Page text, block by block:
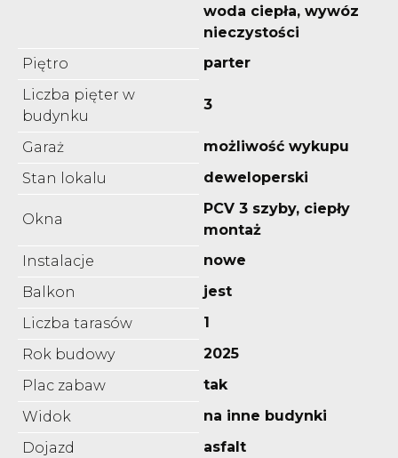
woda ciepła, wywóz
nieczystości
Piętro
parter
Liczba pięter w
budynku
3
Garaż
możliwość wykupu
Stan lokalu
deweloperski
Okna
PCV 3 szyby, ciepły
montaż
Instalacje
nowe
Balkon
jest
Liczba tarasów
1
Rok budowy
2025
Plac zabaw
tak
Widok
na inne budynki
Dojazd
asfalt